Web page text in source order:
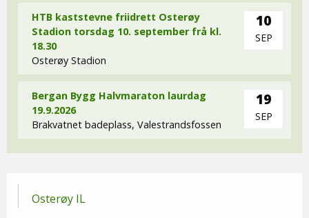
HTB kaststevne friidrett Osterøy
Stadion torsdag 10. september frå kl.
18.30
Osterøy Stadion
10
SEP
Bergan Bygg Halvmaraton laurdag
19.9.2026
Brakvatnet badeplass, Valestrandsfossen
19
SEP
Osterøy IL